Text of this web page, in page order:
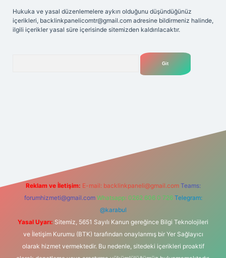
Hukuka ve yasal düzenlemelere aykırı olduğunu düşündüğünüz
içerikleri, backlinkpanelicomtr@gmail.com adresine bildirmeniz halinde,
ilgili içerikler yasal süre içerisinde sitemizden kaldırılacaktır.
Reklam ve İletişim: E-mail: backlinkpaneli@gmail.com Teams:
forumhizmeti@gmail.com Whatsapp: 0262 606 0 726 Telegram:
@karabul
Yasal Uyarı: Sitemiz, 5651 Sayılı Kanun gereğince Bilgi Teknolojileri
ve İletişim Kurumu (BTK) tarafından onaylanmış bir Yer Sağlayıcı
olarak hizmet vermektedir. Bu nedenle, sitedeki içerikleri proaktif